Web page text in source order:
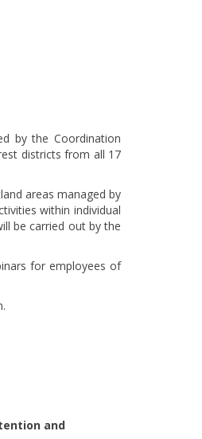
by the Coordination
districts from all 17
areas managed by
within individual
be carried out by the
for employees of
and